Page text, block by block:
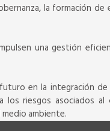
la formación
una gestión
en la integración
riesgos asociados
ambiente.